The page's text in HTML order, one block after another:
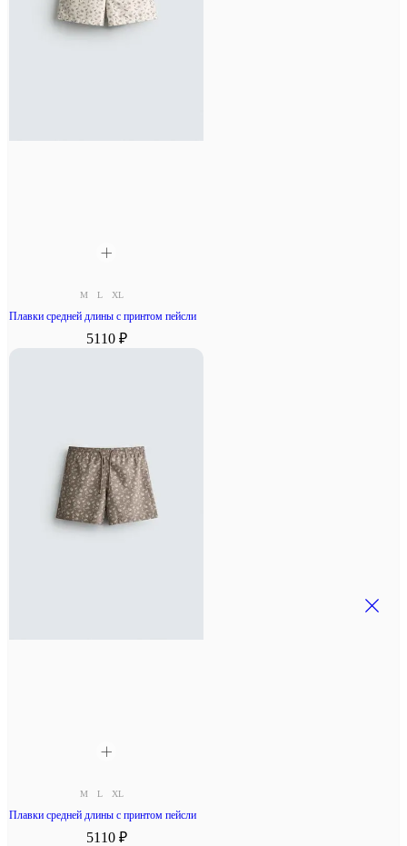
M L XL
Плавки средней длины с принтом пейсли
5110 ₽
M L XL
Плавки средней длины с принтом пейсли
5110 ₽